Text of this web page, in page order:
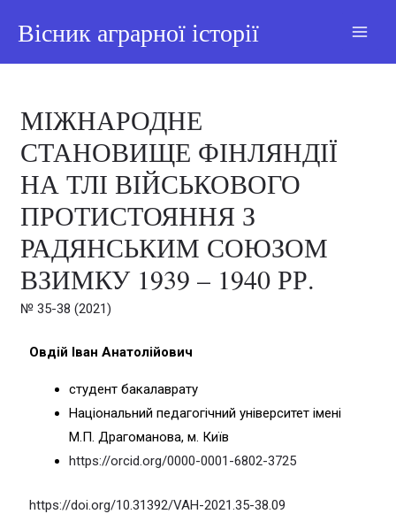
Вісник аграрної історії
МІЖНАРОДНЕ
СТАНОВИЩЕ ФІНЛЯНДІЇ
НА ТЛІ ВІЙСЬКОВОГО
ПРОТИСТОЯННЯ З
РАДЯНСЬКИМ СОЮЗОМ
ВЗИМКУ 1939 – 1940 РР.
№ 35-38 (2021)
Овдій Іван Анатолійович
студент бакалаврату
Національний педагогічний університет iмені
М.П. Драгоманова, м. Київ
https://orcid.org/0000-0001-6802-3725
https://doi.org/10.31392/VAH-2021.35-38.09